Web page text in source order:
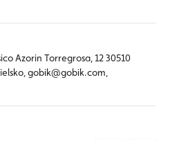
Azorin Torregrosa, 12 30510
gobik@gobik.com,